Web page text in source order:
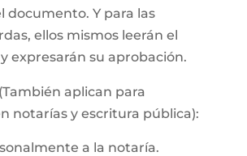
documento. Y para las
ellos mismos leerán el
expresarán su aprobación.
aplican para
notarías y escritura pública):
a la notaría.